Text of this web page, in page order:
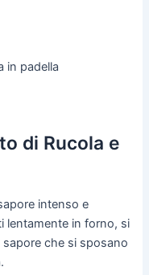
in padella
di Rucola e
intenso e
lentamente in forno, si
che si sposano